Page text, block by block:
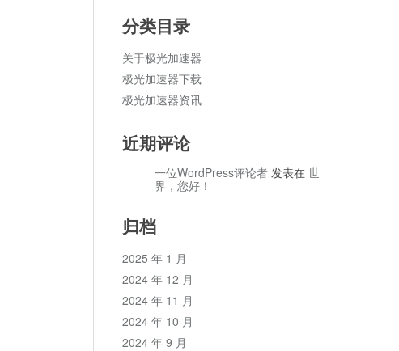
分类目录
关于极光加速器
极光加速器下载
极光加速器资讯
近期评论
一位WordPress评论者 发表在 世
界，您好！
归档
2025 年 1 月
2024 年 12 月
2024 年 11 月
2024 年 10 月
2024 年 9 月